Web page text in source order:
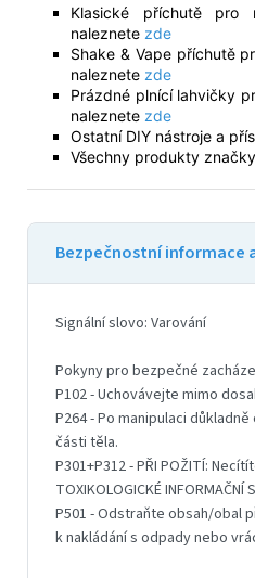
Klasické příchutě pro
naleznete zde
Shake & Vape příchutě
naleznete zde
Prázdné plnící lahvičky
naleznete zde
Ostatní DIY nástroje a
Všechny produkty